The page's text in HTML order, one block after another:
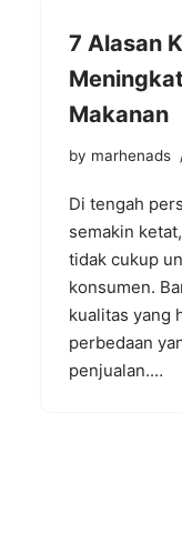
7 Alasan
Makanan
by marhenads
Di tengah
semakin
tidak cukup
konsumen.
kualitas yang
perbedaan
penjualan.…